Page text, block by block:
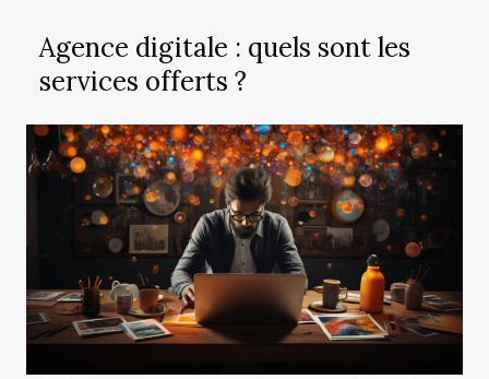
Agence digitale : quels sont les
services offerts ?